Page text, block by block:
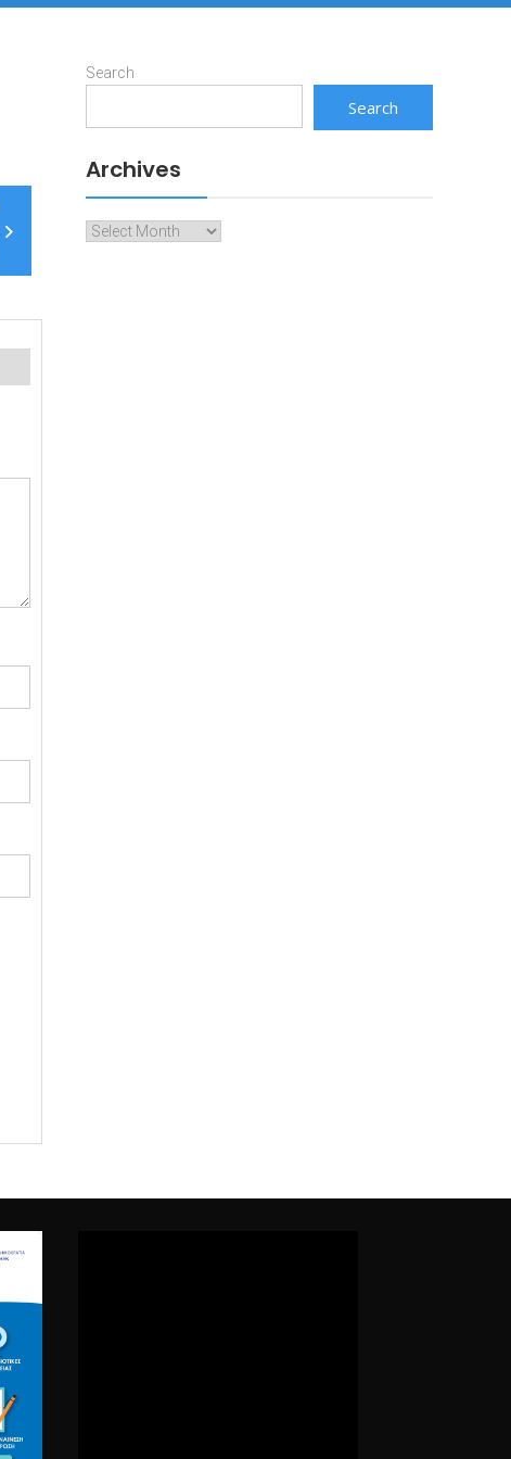
Search
Search
Archives
Archives